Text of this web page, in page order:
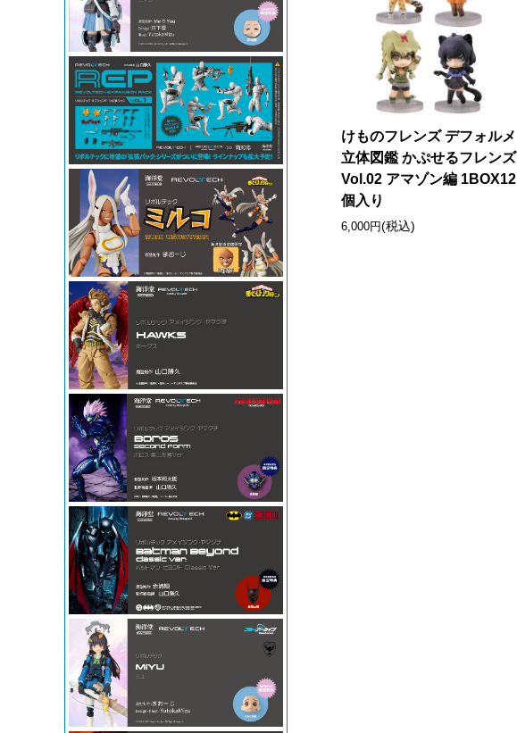
けものフレンズ デフォルメ
立体図鑑 かぷせるフレンズ
Vol.02 アマゾン編 1BOX12
個入り
6,000円(税込)